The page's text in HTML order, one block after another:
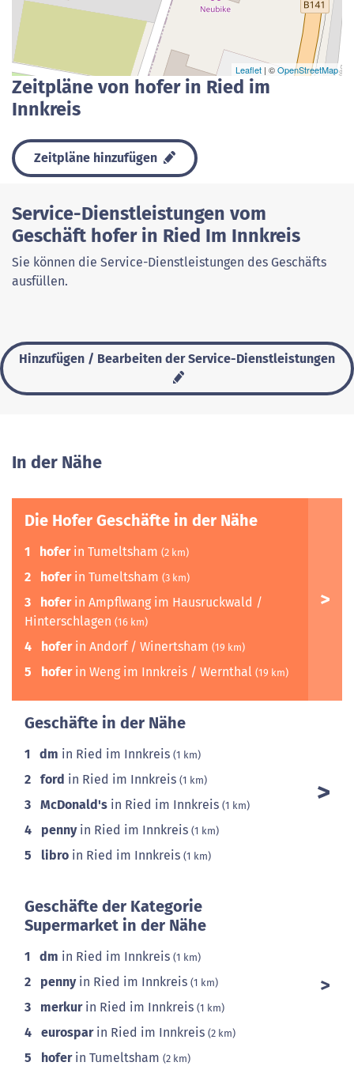
Leaflet | ©OpenStreetMap
Zeitpläne von hofer in Ried im
Innkreis
Zeitpläne hinzufügen
Service-Dienstleistungen vom
Geschäft hofer in Ried Im Innkreis
Sie können die Service-Dienstleistungen des Geschäfts
ausfüllen.
Hinzufügen / Bearbeiten der Service-Dienstleistungen
In der Nähe
Die Hofer Geschäfte in der Nähe
1 hoferin Tumeltsham (2 km)
2 hoferin Tumeltsham (3 km)
3 hoferin Ampflwang im Hausruckwald /
Hinterschlagen (16 km)
4 hoferin Andorf / Winertsham (19 km)
5 hoferin Weng im Innkreis / Wernthal (19 km)
Geschäfte in der Nähe
1 dm in Ried im Innkreis (1 km)
2 ford in Ried im Innkreis (1 km)
3 McDonald's in Ried im Innkreis (1 km)
4 pennyin Ried im Innkreis (1 km)
5 libro in Ried im Innkreis (1 km)
Geschäfte der Kategorie
Supermarket in der Nähe
1 dm in Ried im Innkreis (1 km)
2 pennyin Ried im Innkreis (1 km)
3 merkurin Ried im Innkreis (1 km)
4 eurosparin Ried im Innkreis (2 km)
5 hoferin Tumeltsham (2 km)